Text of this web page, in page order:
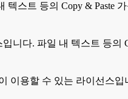
스트 등의 Copy & Paste
니다. 파일 내 텍스트 등
이용할 수 있는 라이선스